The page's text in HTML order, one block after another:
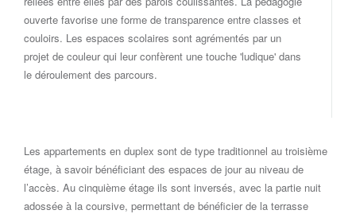
ouverte favorise une forme de transparence entre classes et
couloirs. Les espaces scolaires sont agrémentés par un
projet de couleur qui leur confèrent une touche 'ludique' dans
le déroulement des parcours.
Les appartements en duplex sont de type traditionnel au troisième
étage, à savoir bénéficiant des espaces de jour au niveau de
l’accès. Au cinquième étage ils sont inversés, avec la partie nuit
adossée à la coursive, permettant de bénéficier de la terrasse